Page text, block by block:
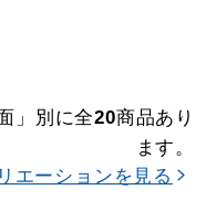
」別に全20商品あり
ます。
エーションを見る